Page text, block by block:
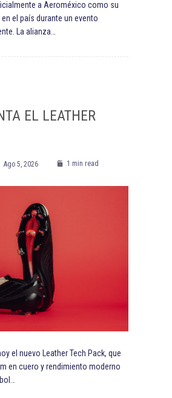
a Aeroméxico como su
el país durante un evento
La alianza…
EL LEATHER
Ago 5, 2026 1 min read
el nuevo Leather Tech Pack, que
en cuero y rendimiento moderno